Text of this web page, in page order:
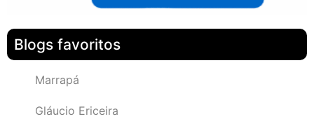
Blogs favoritos
Marrapá
Gláucio Ericeira